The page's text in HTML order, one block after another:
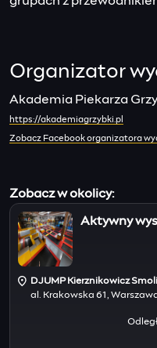
Organizator
Akademia Piekarza
https://akademiagrzybki.pl
Zobacz Facebook organizatora
Zobacz w okolicy:
Aktywny
DJUMP Kierznikowicz
al. Krakowska 61,